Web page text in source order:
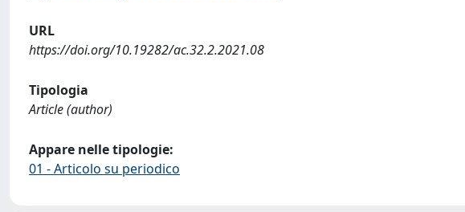
URL
https://doi.org/10.19282/ac.32.2.2021.08
Tipologia
Article (author)
Appare nelle tipologie:
01 - Articolo su periodico